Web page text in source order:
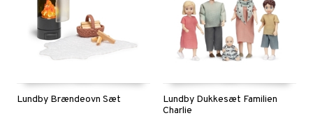
Lundby Brændeovn Sæt
Lundby Dukkesæt Familien
Charlie